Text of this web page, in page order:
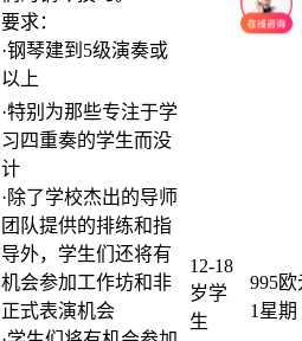
要求：
·钢琴建到5级演奏或
以上
·特别为那些专注于学
习四重奏的学生而没
计
·除了学校杰出的导师
团队提供的排练和指
导外，学生们还将有
机会参加工作坊和非
正式表演机会
12-18
岁学
生
995欧
1星期